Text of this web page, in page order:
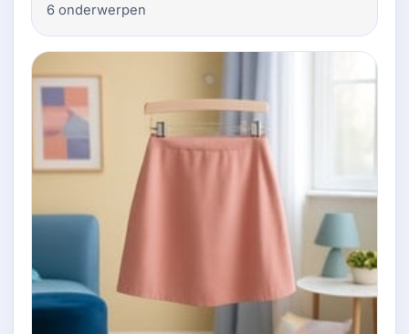
6 onderwerpen